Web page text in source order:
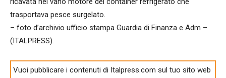
trasportava pesce surgelato.
– foto d’archivio ufficio stampa Guardia di Finanza e Adm –
(ITALPRESS).
Vuoi pubblicare i contenuti di Italpress.com sul tuo sito web